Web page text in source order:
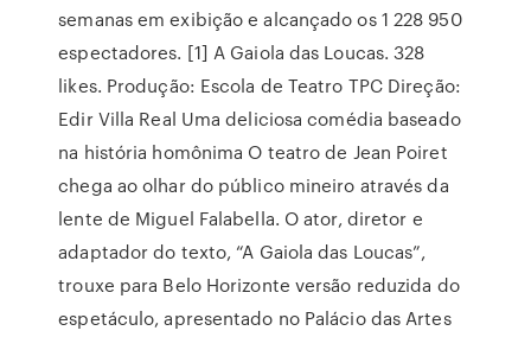
semanas em exibição e alcançado os 1 228 950
espectadores. [1] A Gaiola das Loucas. 328
likes. Produção: Escola de Teatro TPC Direção:
Edir Villa Real Uma deliciosa comédia baseado
na história homônima O teatro de Jean Poiret
chega ao olhar do público mineiro através da
lente de Miguel Falabella. O ator, diretor e
adaptador do texto, “A Gaiola das Loucas”,
trouxe para Belo Horizonte versão reduzida do
espetáculo, apresentado no Palácio das Artes